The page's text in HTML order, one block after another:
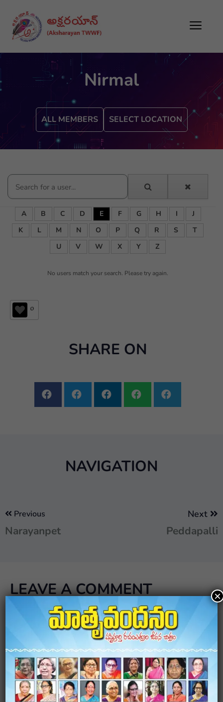
Nirmal
ALL MEMBERS SELECT LOCATION
A B C D E F G H I
J
K
L M N O P Q R S
T
U
V W X Y Z
No users match your search. Please try again.
0
SHARE ON
NAVIGATION
Previous
Narayanpet
Next
Peddapalli
LEAVE A COMMENT
Your email address will not be published.Required
fields are marked*
Comment*
×